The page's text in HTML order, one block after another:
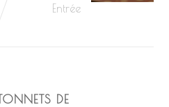
Entrée
DE